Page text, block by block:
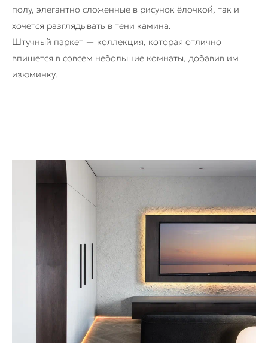
полу, элегантно сложенные в рисунок ёлочкой, так и
хочется разглядывать в тени камина.
Штучный паркет — коллекция, которая отлично
впишется в совсем небольшие комнаты, добавив им
изюминку.